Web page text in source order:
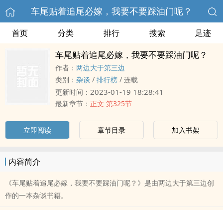
车尾贴着追尾必嫁，我要不要踩油门呢？
首页 分类 排行 搜索 足迹
车尾贴着追尾必嫁，我要不要踩油门呢？
作者： 两边大于第三边
类别： 杂谈 / 排行榜 / 连载
更新时间： 2023-01-19 18:28:41
最新章节： 正文 第325节
立即阅读 章节目录 加入书架
内容简介
《车尾贴着追尾必嫁，我要不要踩油门呢？》是由两边大于第三边创
作的一本杂谈书籍。